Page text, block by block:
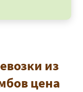
из
цена